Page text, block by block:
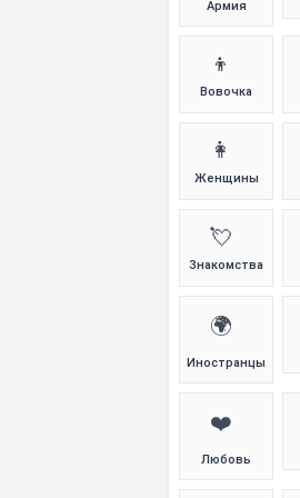
Армия
👦
Вовочка
👩
Женщины
💘
Знакомства
🌍
Иностранцы
❤️
Любовь